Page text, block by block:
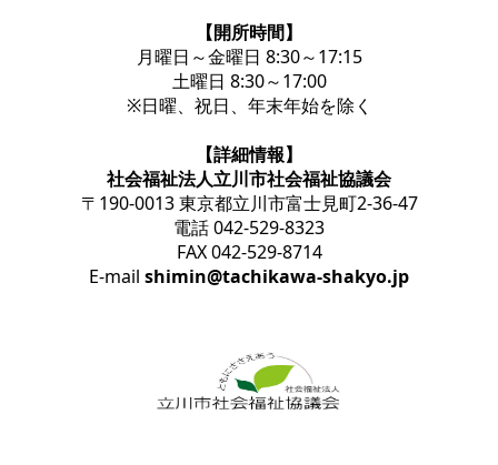
【開所時間】
月曜日～金曜日 8:30～17:15
土曜日 8:30～17:00
※日曜、祝日、年末年始を除く
【詳細情報】
社会福祉法人立川市社会福祉協議会
〒190-0013 東京都立川市富士見町2-36-47
電話 042-529-8323
FAX 042-529-8714
E-mail shimin@tachikawa-shakyo.jp